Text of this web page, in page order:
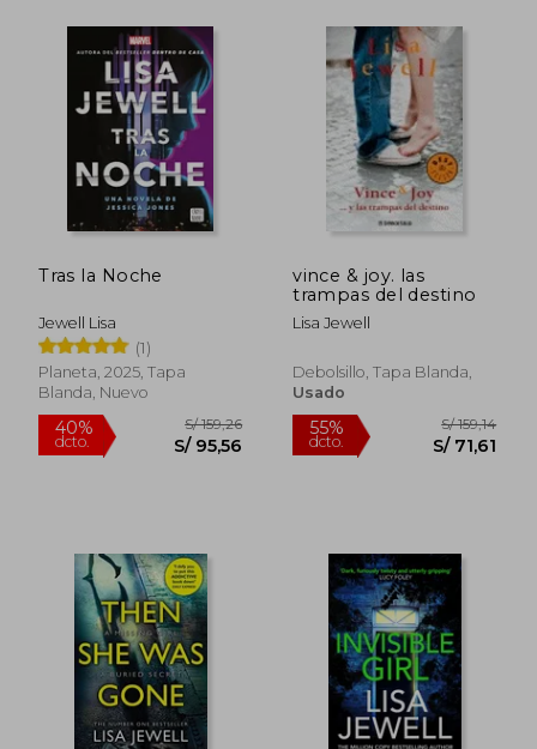
55% 55%
dcto.
55%
dcto.
S/ 143,22
S/ 64,45
55%
dcto.
Tras la Noche
Jewell Lisa
(1)
Planeta, 2025, Tapa
Blanda, Nuevo
vince & joy. las
trampas del destino
Lisa Jewell
Debolsillo, Tapa Blanda,
Usado